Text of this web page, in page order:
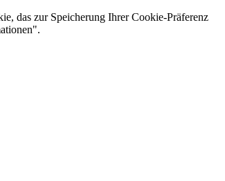
das zur Speicherung Ihrer Cookie-Präferenz